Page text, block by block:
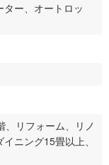
ー、オートロッ
リフォーム、リノ
ニング15畳以上、